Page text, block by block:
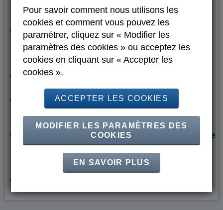
bien-être animal?
La gélatine pharmaceutique est-elle
produite autrement que la gélatine
alimentaire ?
Peut-on remplacer la gélatine ?
La gélatine est-elle à l’abri des
contaminations par ESB ?
La gélatine dans l’alimentation (par exemple
gâteaux à la crème ou aspics) est-elle sans
Pour savoir comment nous utilisons les
cookies et comment vous pouvez les
paramétrer, cliquez sur « Modifier les
paramètres des cookies » ou acceptez les
cookies en cliquant sur « Accepter les
cookies ».
ACCEPTER LES COOKIES
MODIFIER LES PARAMÈTRES DES
COOKIES
EN SAVOIR PLUS